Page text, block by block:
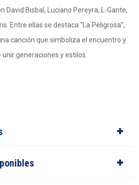
David Bisbal, Luciano Pereyra, L-Gante,
Entre ellas se destaca “La Peligrosa”,
canción que simboliza el encuentro y
generaciones y estilos.